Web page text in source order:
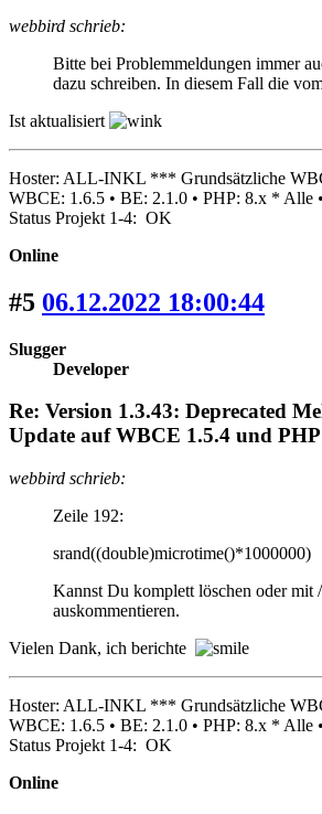
webbird schrieb:
Bitte bei Problemmeldungen immer
dazu schreiben. In diesem Fall die
Ist aktualisiert
Hoster: ALL-INKL *** Grundsätzliche
WBCE: 1.6.5 • BE: 2.1.0 • PHP: 8.x * Alle
Status Projekt 1-4: OK
Online
#5 06.12.2022 18:00:44
Slugger
Developer
Re: Version 1.3.43: Deprecated
Update auf WBCE 1.5.4 und PHP
webbird schrieb:
Zeile 192:
srand((double)microtime()*1000000)
Kannst Du komplett löschen oder mit
auskommentieren.
Vielen Dank, ich berichte
Hoster: ALL-INKL *** Grundsätzliche
WBCE: 1.6.5 • BE: 2.1.0 • PHP: 8.x * Alle
Status Projekt 1-4: OK
Online